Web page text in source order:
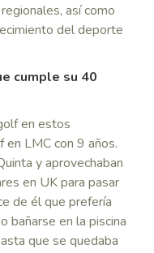
así como
del deporte
cumple su 40
en estos
LMC con 9 años.
y aprovechaban
en UK para pasar
de él que prefería
bañarse en la piscina
que se quedaba